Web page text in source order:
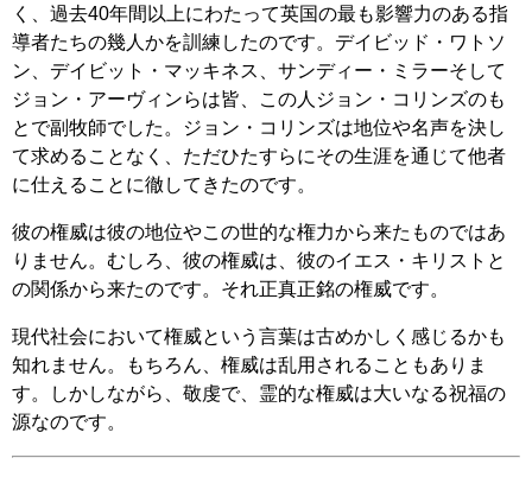
く、過去40年間以上にわたって英国の最も影響力のある指
導者たちの幾人かを訓練したのです。デイビッド・ワトソ
ン、デイビット・マッキネス、サンディー・ミラーそして
ジョン・アーヴィンらは皆、この人ジョン・コリンズのも
とで副牧師でした。ジョン・コリンズは地位や名声を決し
て求めることなく、ただひたすらにその生涯を通じて他者
に仕えることに徹してきたのです。
彼の権威は彼の地位やこの世的な権力から来たものではあ
りません。むしろ、彼の権威は、彼のイエス・キリストと
の関係から来たのです。それ正真正銘の権威です。
現代社会において権威という言葉は古めかしく感じるかも
知れません。もちろん、権威は乱用されることもありま
す。しかしながら、敬虔で、霊的な権威は大いなる祝福の
源なのです。